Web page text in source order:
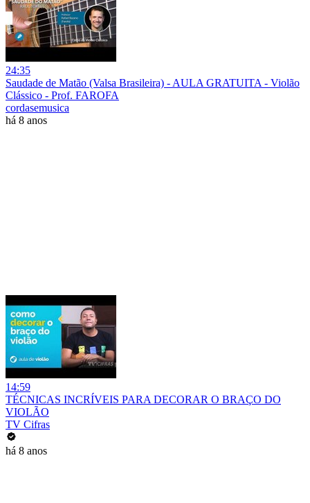
24:35
Saudade de Matão (Valsa Brasileira) - AULA GRATUITA - Violão
Clássico - Prof. FAROFA
cordasemusica
há 8 anos
14:59
TÉCNICAS INCRÍVEIS PARA DECORAR O BRAÇO DO
VIOLÃO
TV Cifras
há 8 anos